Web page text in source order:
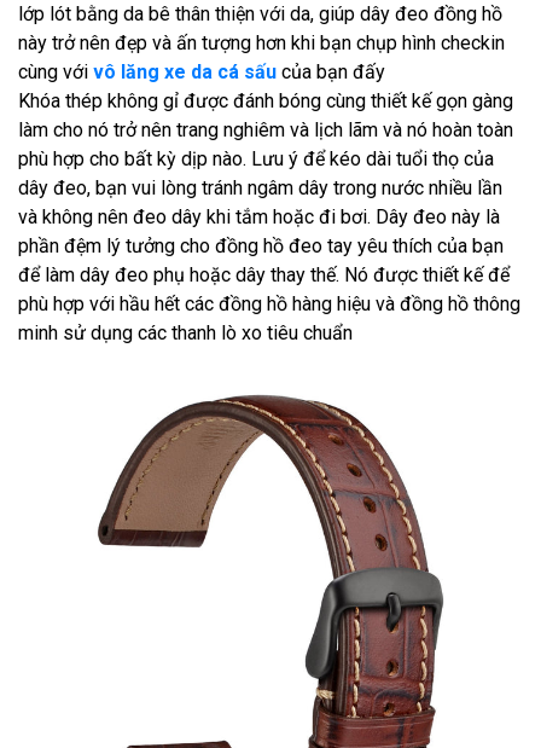
lớp lót bằng da bê thân thiện với da, giúp dây đeo đồng hồ
này trở nên đẹp và ấn tượng hơn khi bạn chụp hình checkin
cùng với vô lăng xe da cá sấu của bạn đấy
Khóa thép không gỉ được đánh bóng cùng thiết kế gọn gàng
làm cho nó trở nên trang nghiêm và lịch lãm và nó hoàn toàn
phù hợp cho bất kỳ dịp nào. Lưu ý để kéo dài tuổi thọ của
dây đeo, bạn vui lòng tránh ngâm dây trong nước nhiều lần
và không nên đeo dây khi tắm hoặc đi bơi. Dây đeo này là
phần đệm lý tưởng cho đồng hồ đeo tay yêu thích của bạn
để làm dây đeo phụ hoặc dây thay thế. Nó được thiết kế để
phù hợp với hầu hết các đồng hồ hàng hiệu và đồng hồ thông
minh sử dụng các thanh lò xo tiêu chuẩn